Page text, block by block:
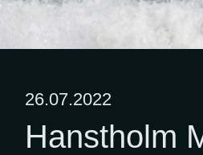
26.07.2022
Hanstholm